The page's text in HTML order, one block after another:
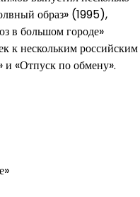
образ» (1995),
в большом городе»
к нескольким российским
и «Отпуск по обмену».